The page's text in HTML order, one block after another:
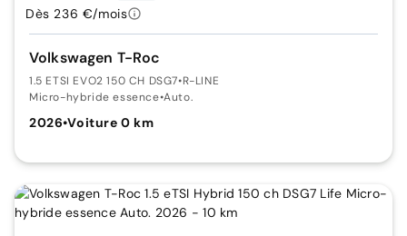
Volkswagen T-Roc
1.5 ETSI EVO2 150 CH DSG7•R-LINE
Micro-hybride essence•Auto.
2026•Voiture 0 km
Dès 236 €/mois